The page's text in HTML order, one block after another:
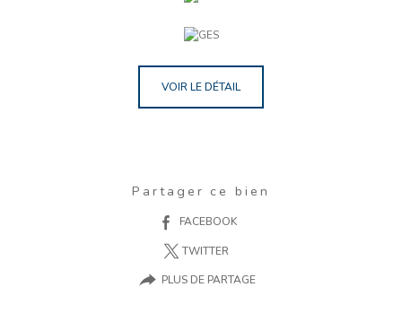
VOIR LE DÉTAIL
Partager ce bien
FACEBOOK
TWITTER
PLUS DE PARTAGE